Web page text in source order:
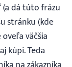
(a dá túto frázu
stránku (kde
väčšia
kúpi. Teda